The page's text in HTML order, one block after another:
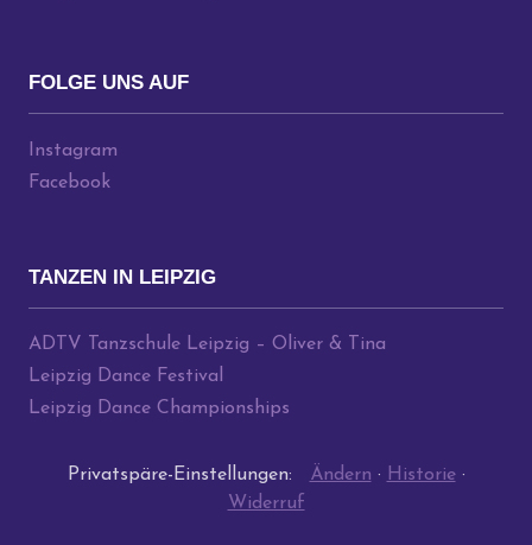
FOLGE UNS AUF
Instagram
Facebook
TANZEN IN LEIPZIG
ADTV Tanzschule Leipzig – Oliver & Tina
Leipzig Dance Festival
Leipzig Dance Championships
Privatspäre-Einstellungen: Ändern · Historie·
Widerruf